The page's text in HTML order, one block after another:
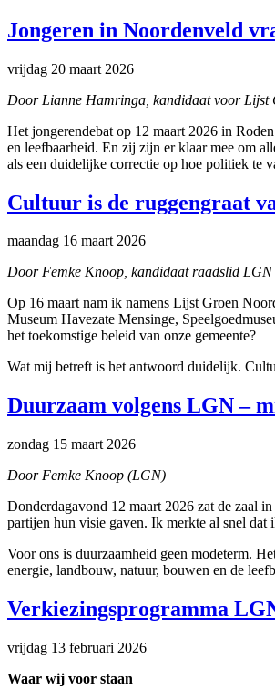
Jongeren in Noordenveld
vrijdag 20 maart 2026
Door Lianne Hamringa, kandidaat voor Lijst
Het jongerendebat op 12 maart 2026 in
en leefbaarheid. En zij zijn er klaar mee om
als een duidelijke correctie op hoe politiek te
Cultuur is de ruggengraat
maandag 16 maart 2026
Door Femke Knoop, kandidaat raadslid LGN
Op 16 maart nam ik namens Lijst Groen
Museum Havezate Mensinge,
het toekomstige beleid van onze gemeente?
Wat mij betreft is het antwoord duidelijk.
Duurzaam volgens LGN –
zondag 15 maart 2026
Door Femke Knoop (LGN)
Donderdagavond 12 maart 2026 zat de zaal
partijen hun visie gaven. Ik merkte al snel
Voor ons is duurzaamheid geen modeterm.
energie, landbouw, natuur, bouwen en de
Verkiezingsprogramma
vrijdag 13 februari 2026
Waar wij voor staan